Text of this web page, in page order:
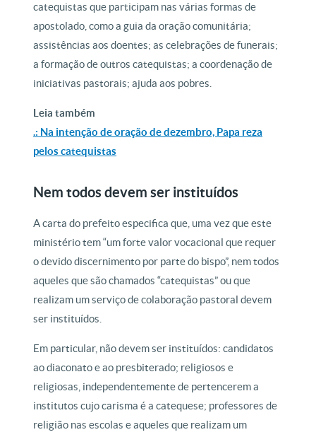
catequistas que participam nas várias formas de
apostolado, como a guia da oração comunitária;
assistências aos doentes; as celebrações de funerais;
a formação de outros catequistas; a coordenação de
iniciativas pastorais; ajuda aos pobres.
Leia também
.: Na intenção de oração de dezembro, Papa reza
pelos catequistas
Nem todos devem ser instituídos
A carta do prefeito especifica que, uma vez que este
ministério tem “um forte valor vocacional que requer
o devido discernimento por parte do bispo”, nem todos
aqueles que são chamados “catequistas” ou que
realizam um serviço de colaboração pastoral devem
ser instituídos.
Em particular, não devem ser instituídos: candidatos
ao diaconato e ao presbiterado; religiosos e
religiosas, independentemente de pertencerem a
institutos cujo carisma é a catequese; professores de
religião nas escolas e aqueles que realizam um